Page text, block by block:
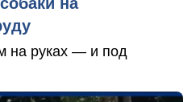
на руках — и под